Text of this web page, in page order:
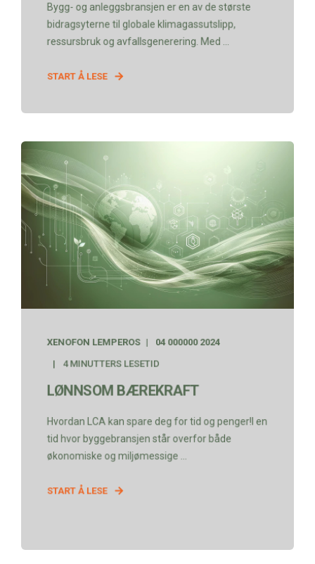
Bygg- og anleggsbransjen er en av de største
bidragsyterne til globale klimagassutslipp,
ressursbruk og avfallsgenerering. Med ...
START Å LESE
XENOFON LEMPEROS 04 000000 2024
4 MINUTTERS LESETID
LØNNSOM BÆREKRAFT
Hvordan LCA kan spare deg for tid og penger!I en
tid hvor byggebransjen står overfor både
økonomiske og miljømessige ...
START Å LESE